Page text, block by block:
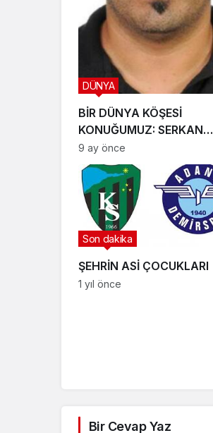
BİR DÜNYA KÖŞESİ
KONUĞUMUZ: SERKAN
KIPÇAK
DÜNYA
9 ay önce
ŞEHRİN ASİ ÇOCUKLARI
Son dakika
1 yıl önce
Bir Cevap Yaz